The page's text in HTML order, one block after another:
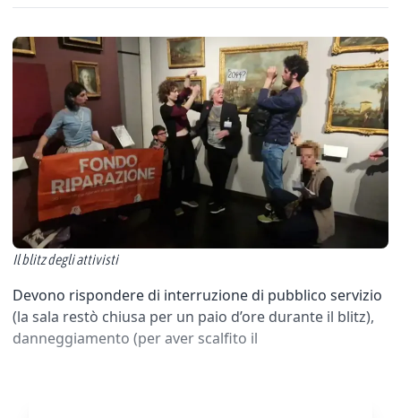
Il blitz degli attivisti
Devono rispondere di interruzione di pubblico servizio
(la sala restò chiusa per un paio d’ore durante il blitz),
danneggiamento (per aver scalfito il